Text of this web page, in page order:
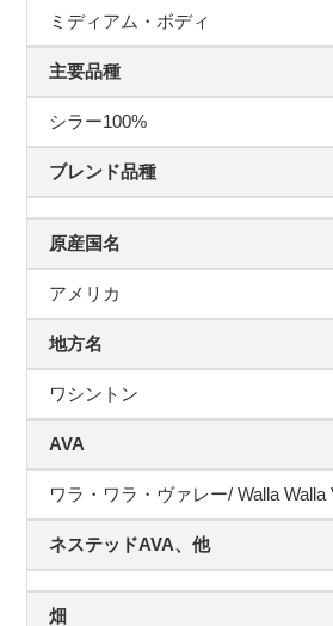
ミディアム・ボディ
主要品種
シラー100%
ブレンド品種
原産国名
アメリカ
地方名
ワシントン
AVA
ワラ・ワラ・ヴァレー/ Walla Walla
ネステッドAVA、他
畑